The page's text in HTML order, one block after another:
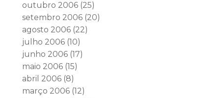
outubro 2006(25)
setembro 2006(20)
agosto 2006(22)
julho 2006(10)
junho 2006(17)
maio 2006(15)
abril 2006(8)
março 2006(12)